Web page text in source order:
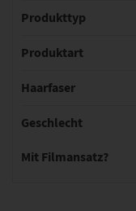
Produkttyp
Produktart
Haarfaser
Geschlecht
Mit Filmansatz?